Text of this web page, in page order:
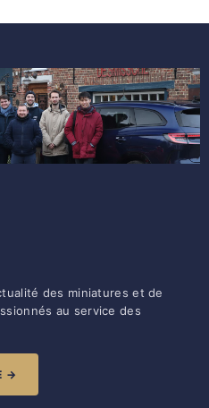
des miniatures et de
au service des
→